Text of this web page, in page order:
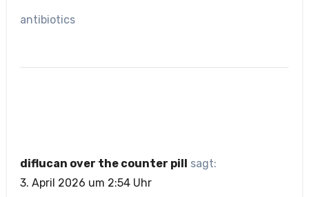
antibiotics
diflucan over the counter pill sagt:
3. April 2026 um 2:54 Uhr